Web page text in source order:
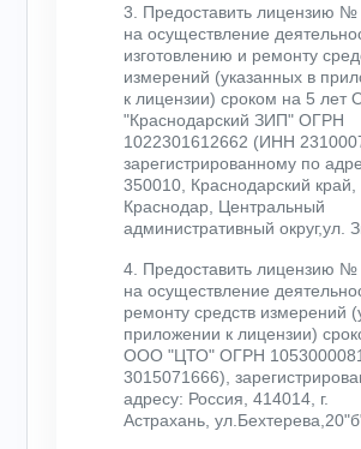
3. Предоставить лицензию
на осуществление
изготовлению и ремонту
измерений (указанных в
к лицензии) сроком на 5 лет
"Краснодарский ЗИП" ОГРН
1022301612662 (ИНН
зарегистрированному по
350010, Краснодарский край,
Краснодар, Центральный
административный округ,ул.
4. Предоставить лицензию
на осуществление
ремонту средств измерений
приложении к лицензии)
ООО "ЦТО" ОГРН
3015071666),
адресу: Россия, 414014, г.
Астрахань,